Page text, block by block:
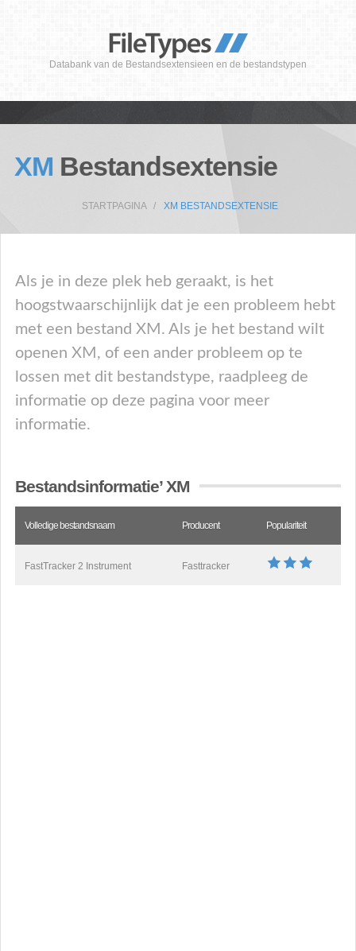
Databank van de Bestandsextensieen en de bestandstypen
XM Bestandsextensie
STARTPAGINA XM BESTANDSEXTENSIE
Als je in deze plek heb geraakt, is het
hoogstwaarschijnlijk dat je een probleem hebt
met een bestand XM. Als je het bestand wilt
openen XM, of een ander probleem op te
lossen met dit bestandstype, raadpleeg de
informatie op deze pagina voor meer
informatie.
Bestandsinformatie’ XM
Volledige bestandsnaam Producent Populariteit
FastTracker 2 Instrument Fasttracker